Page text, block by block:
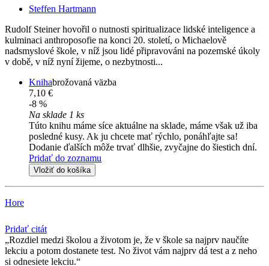
Steffen Hartmann
Rudolf Steiner hovořil o nutnosti spiritualizace lidské inteligence a
kulminaci anthroposofie na konci 20. století, o Michaelově
nadsmyslové škole, v níž jsou lidé připravováni na pozemské úkoly
v době, v níž nyní žijeme, o nezbytnosti...
Knihabrožovaná väzba
7,10 €
-8 %
Na sklade 1 ks
Túto knihu máme síce aktuálne na sklade, máme však už iba
posledné kusy. Ak ju chcete mať rýchlo, ponáhľajte sa!
Dodanie ďalších môže trvať dlhšie, zvyčajne do šiestich dní.
Pridať do zoznamu
Vložiť do košíka
Hore
Pridať citát
Rozdiel medzi školou a životom je, že v škole sa najprv naučíte
lekciu a potom dostanete test. No život vám najprv dá test a z neho
si odnesiete lekciu.